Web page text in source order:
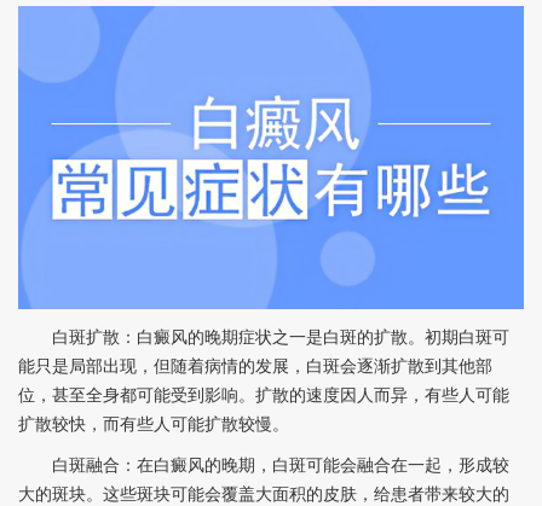
白斑扩散：白癜风的晚期症状之一是白斑的扩散。初期白斑可
能只是局部出现，但随着病情的发展，白斑会逐渐扩散到其他部
位，甚至全身都可能受到影响。扩散的速度因人而异，有些人可能
扩散较快，而有些人可能扩散较慢。
白斑融合：在白癜风的晚期，白斑可能会融合在一起，形成较
大的斑块。这些斑块可能会覆盖大面积的皮肤，给患者带来较大的